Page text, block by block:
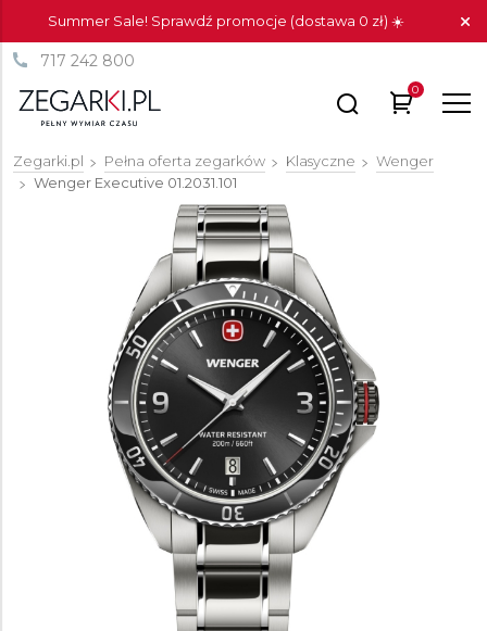
Summer Sale! Sprawdź promocje (dostawa 0 zł) ☀️
717 242 800
0
Zegarki.pl Pełna oferta zegarków Klasyczne
Wenger
Wenger Executive 01.2031.101